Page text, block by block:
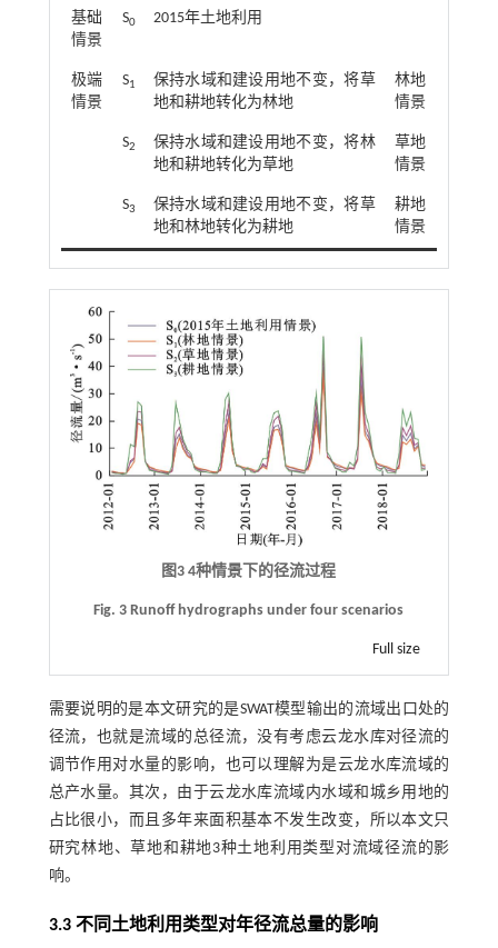
基础
情景
S0 2015年土地利用
极端
情景
S1
保持水域和建设用地不变，将草
地和耕地转化为林地
林地
情景
S2
保持水域和建设用地不变，将林
地和耕地转化为草地
草地
情景
S3
保持水域和建设用地不变，将草
地和林地转化为耕地
耕地
情景
图3 4种情景下的径流过程
Fig. 3 Runoff hydrographs under four scenarios
Full size
需要说明的是本文研究的是SWAT模型输出的流域出口处的
径流，也就是流域的总径流，没有考虑云龙水库对径流的
调节作用对水量的影响，也可以理解为是云龙水库流域的
总产水量。其次，由于云龙水库流域内水域和城乡用地的
占比很小，而且多年来面积基本不发生改变，所以本文只
研究林地、草地和耕地3种土地利用类型对流域径流的影
响。
3.3 不同土地利用类型对年径流总量的影响